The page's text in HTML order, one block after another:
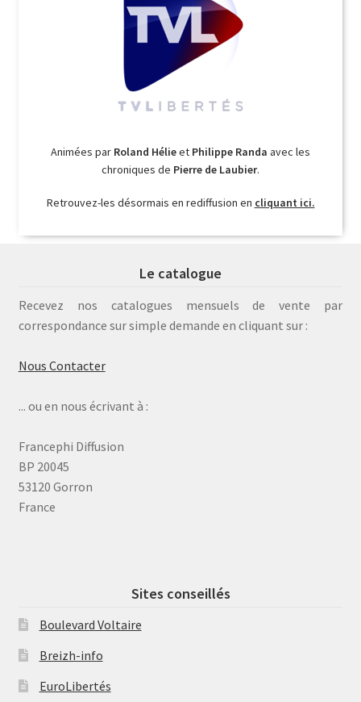
Animées par Roland Hélieet Philippe Randa avec les
chroniques de Pierre de Laubier.
Retrouvez-les désormais en rediffusion en cliquant ici.
Le catalogue
Recevez nos catalogues mensuels de vente par
correspondance sur simple demande en cliquant sur :
Nous Contacter
... ou en nous écrivant à :
Francephi Diffusion
BP 20045
53120 Gorron
France
Sites conseillés
Boulevard Voltaire
Breizh-info
EuroLibertés